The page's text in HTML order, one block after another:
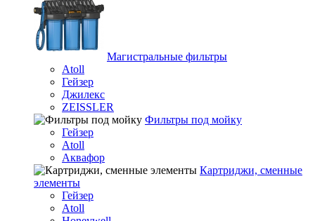
Магистральные фильтры
Atoll
Гейзер
Джилекс
ZEISSLER
Фильтры под мойку
Гейзер
Atoll
Аквафор
Картриджи, сменные
элементы
Гейзер
Atoll